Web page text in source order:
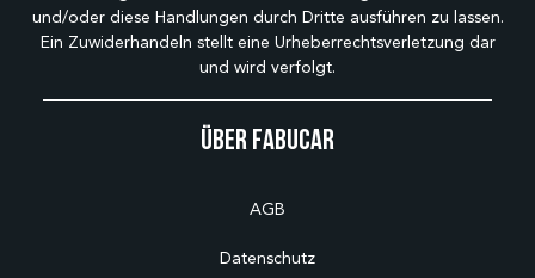
Über Fabucar
AGB
Datenschutz
und/oder diese Handlungen durch Dritte ausführen zu lassen.
Ein Zuwiderhandeln stellt eine Urheberrechtsverletzung dar
und wird verfolgt.